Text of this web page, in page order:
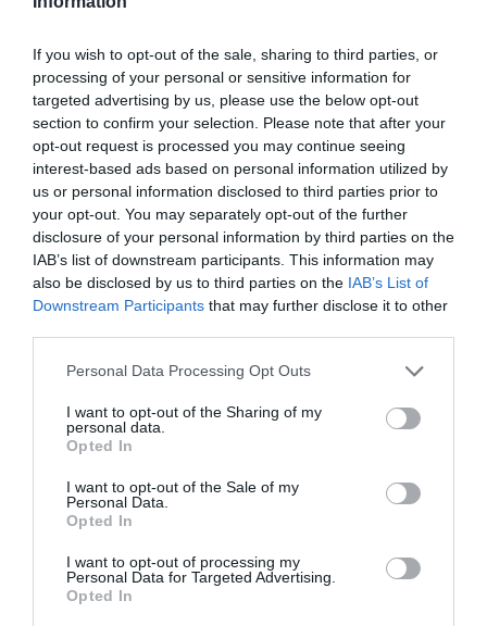
If you wish to opt-out of the sale, sharing to third parties, or
processing of your personal or sensitive information for
targeted advertising by us, please use the below opt-out
section to confirm your selection. Please note that after your
opt-out request is processed you may continue seeing
interest-based ads based on personal information utilized by
us or personal information disclosed to third parties prior to
your opt-out. You may separately opt-out of the further
disclosure of your personal information by third parties on the
IAB’s list of downstream participants. This information may
also be disclosed by us to third parties on the IAB’s List of
Downstream Participants that may further disclose it to other
Personal Data Processing Opt Outs
I want to opt-out of the Sharing of my
personal data.
Opted In
I want to opt-out of the Sale of my
Personal Data.
Opted In
I want to opt-out of processing my
Personal Data for Targeted Advertising.
Opted In